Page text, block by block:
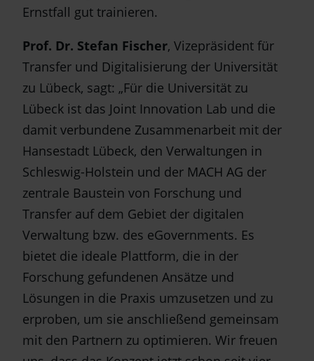
Ernstfall gut trainieren.
Prof. Dr. Stefan Fischer, Vizepräsident für
Transfer und Digitalisierung der Universität
zu Lübeck, sagt: „Für die Universität zu
Lübeck ist das Joint Innovation Lab und die
damit verbundene Zusammenarbeit mit der
Hansestadt Lübeck, den Verwaltungen in
Schleswig-Holstein und der MACH AG der
zentrale Baustein von Forschung und
Transfer auf dem Gebiet der digitalen
Verwaltung bzw. des eGovernments. Es
bietet die ideale Plattform, die in der
Forschung gefundenen Ansätze und
Lösungen in die Praxis umzusetzen und zu
erproben, um sie anschließend gemeinsam
mit den Partnern zu optimieren. Wir freuen